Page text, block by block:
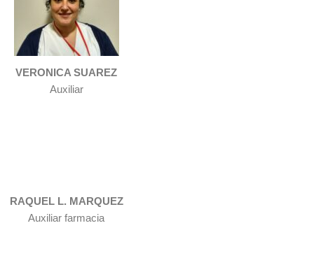
VERONICA SUAREZ
Auxiliar
RAQUEL L. MARQUEZ
Auxiliar farmacia